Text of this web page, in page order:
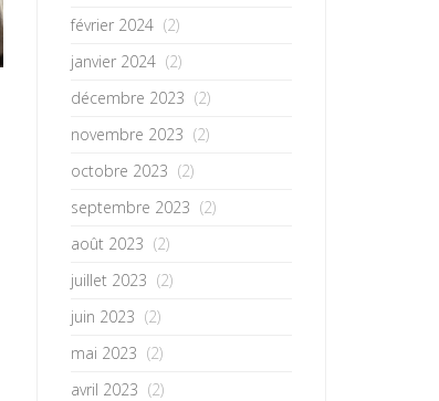
février 2024 (2)
janvier 2024 (2)
décembre 2023 (2)
novembre 2023 (2)
octobre 2023 (2)
septembre 2023 (2)
août 2023 (2)
juillet 2023 (2)
juin 2023 (2)
mai 2023 (2)
avril 2023 (2)